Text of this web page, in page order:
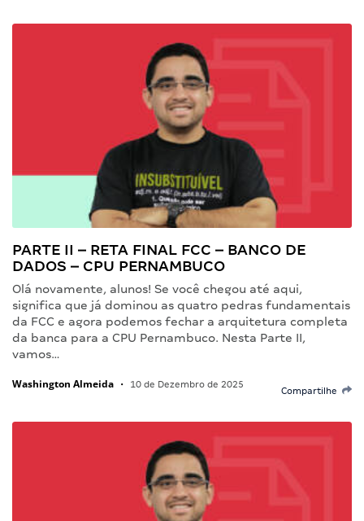
PARTE II – RETA FINAL FCC – BANCO DE
DADOS – CPU PERNAMBUCO
Olá novamente, alunos! Se você chegou até aqui,
significa que já dominou as quatro pedras fundamentais
da FCC e agora podemos fechar a arquitetura completa
da banca para a CPU Pernambuco. Nesta Parte II,
vamos…
Washington Almeida • 10 de Dezembro de 2025
Compartilhe